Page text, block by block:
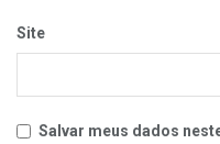
Site
Salvar meus dados